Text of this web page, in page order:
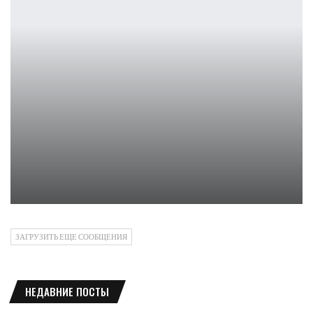
ЗАГРУЗИТЬ ЕЩЕ СООБЩЕНИЯ
НЕДАВНИЕ ПОСТЫ